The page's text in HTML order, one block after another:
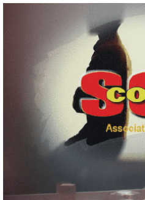
SOS cocu
SOS cocu est une association loi 1901 dont
Pouvoir parler, se confier, recevoir un soutien
personnelle douloureuse